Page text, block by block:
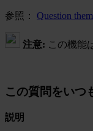
参照： Question
注意: この機能
この質問をいつ
説明